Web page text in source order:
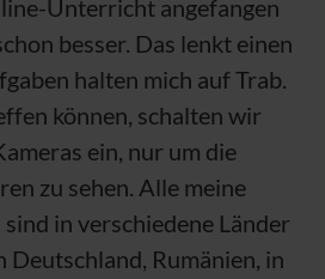
Unterricht angefangen
besser. Das lenkt einen
halten mich auf Trab.
können, schalten wir
ein, nur um die
zu sehen. Alle meine
in verschiedene Länder
Deutschland, Rumänien, in